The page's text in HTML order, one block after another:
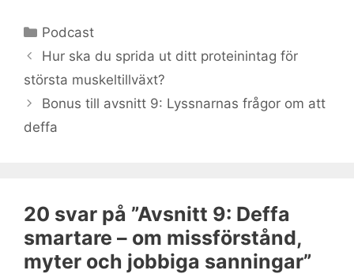
Kategorier
Podcast
Hur ska du sprida ut ditt proteinintag för
största muskeltillväxt?
Bonus till avsnitt 9: Lyssnarnas frågor om att
deffa
20 svar på ”Avsnitt 9: Deffa
smartare – om missförstånd,
myter och jobbiga sanningar”